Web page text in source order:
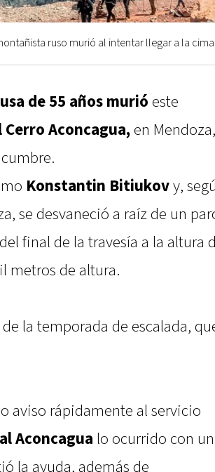
ruso murió al intentar llegar a la
de 55 años murió este
Cerro Aconcagua,en
Konstantin Bitiukovy,
se desvaneció a raíz de un
final de la travesía a la altura
metros de altura.
la temporada de escalada,
aviso rápidamente al servicio
Aconcagua lo ocurrido con
la ayuda, además de